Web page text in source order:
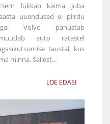
lükkab käima juba
uuendused ei piirdu
Volvo panustab
auto ratastel
taustal, kus
minna. Sellest...
LOE EDASI